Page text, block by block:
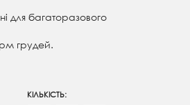
для багаторазового
грудей.
КІЛЬКІСТЬ: